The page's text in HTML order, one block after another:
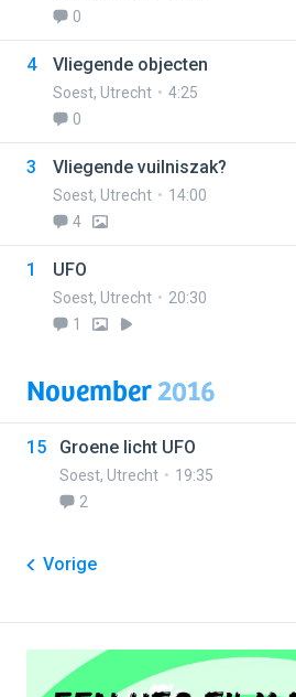
0
4 Vliegende objecten
Soest, Utrecht
4:25
0
3 Vliegende vuilniszak?
Soest, Utrecht
14:00
4
1 UFO
Soest, Utrecht
20:30
1
November2016
15 Groene licht UFO
Soest, Utrecht
19:35
2
Vorige